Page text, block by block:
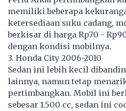
memiliki beberapa
ketersediaan suku cadang,
berkisar di harga Rp70 -
dengan kondisi mobilnya.
3. Honda City 2006-2010
Sedan ini lebih kecil
lainnya, namun tetap
pertimbangkan. Mobil ini
sebesar 1.500 cc, sedan ini